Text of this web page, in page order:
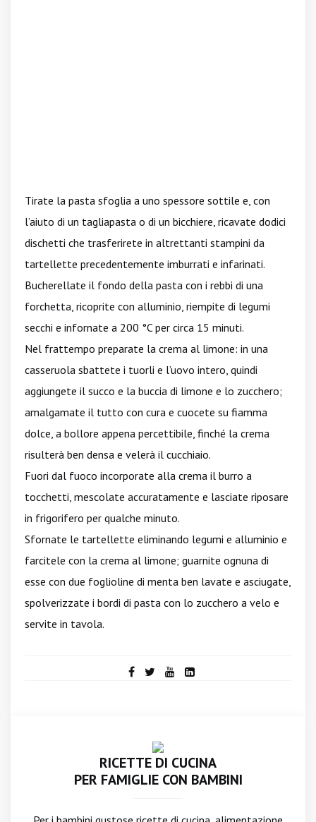
Tirate la pasta sfoglia a uno spessore sottile e, con
l’aiuto di un tagliapasta o di un bicchiere, ricavate dodici
dischetti che trasferirete in altrettanti stampini da
tartellette precedentemente imburrati e infarinati.
Bucherellate il fondo della pasta con i rebbi di una
forchetta, ricoprite con alluminio, riempite di legumi
secchi e infornate a 200 °C per circa 15 minuti.
Nel frattempo preparate la crema al limone: in una
casseruola sbattete i tuorli e l’uovo intero, quindi
aggiungete il succo e la buccia di limone e lo zucchero;
amalgamate il tutto con cura e cuocete su fiamma
dolce, a bollore appena percettibile, finché la crema
risulterà ben densa e velerà il cucchiaio.
Fuori dal fuoco incorporate alla crema il burro a
tocchetti, mescolate accuratamente e lasciate riposare
in frigorifero per qualche minuto.
Sfornate le tartellette eliminando legumi e alluminio e
farcitele con la crema al limone; guarnite ognuna di
esse con due foglioline di menta ben lavate e asciugate,
spolverizzate i bordi di pasta con lo zucchero a velo e
servite in tavola.
RICETTE DI CUCINA
PER FAMIGLIE CON BAMBINI